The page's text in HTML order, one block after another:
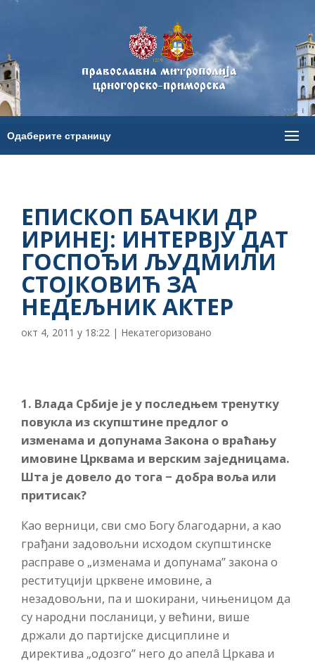
ЕПИСКОП БАЧКИ ДР
ИРИНЕЈ: ИНТЕРВЈУ ДАТ
ГОСПОЂИ ЉУДМИЛИ
СТОЈКОВИЋ ЗА
НЕДЕЉНИК АКТЕР
окт 4, 2011 у 18:22 | Некатегоризовано
1. Влада Србије је у последњем тренутку
повукла из скупштине предлог о
изменама и допунама Закона о враћању
имовине Црквама и верским заједницама.
Шта је довело до тога − добра воља или
притисак?
Као верници, сви смо Богу благодарни, а као
грађани задовољни исходом скупштинске
расправе о „изменама и допунама” закона о
реституцији црквене имовине, а
незадовољни, па и шокирани, чињеницом да
су народни посланици, у већини, више
држали до партијске дисциплине и
директива „одозго” него до апелâ Цркава и